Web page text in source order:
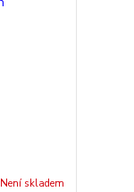
Není skladem